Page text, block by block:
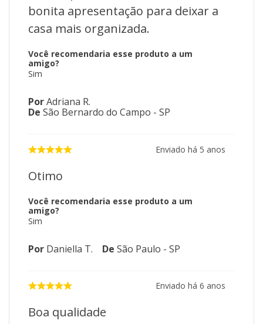
bonita apresentação para deixar a
casa mais organizada.
Você recomendaria esse produto a um
amigo?
Sim
PorAdriana R.
De São Bernardo do Campo - SP
Enviado há 5 anos
Otimo
Você recomendaria esse produto a um
amigo?
Sim
Por Daniella T. De São Paulo - SP
Enviado há 6 anos
Boa qualidade